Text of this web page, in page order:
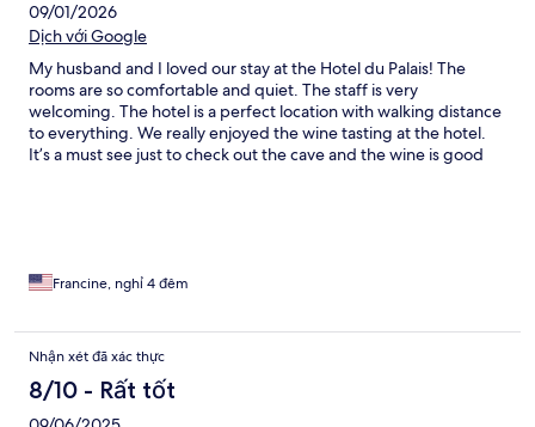
09/01/2026
Dịch với Google
My husband and I loved our stay at the Hotel du Palais! The
rooms are so comfortable and quiet. The staff is very
welcoming. The hotel is a perfect location with walking distance
to everything. We really enjoyed the wine tasting at the hotel.
It’s a must see just to check out the cave and the wine is good
Francine, nghỉ 4 đêm
Nhận xét đã xác thực
8/10 - Rất tốt